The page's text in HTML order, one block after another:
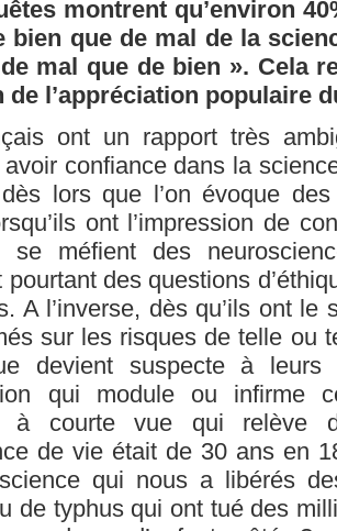
montrent qu’environ
bien que de mal de la
mal que de bien ». Cela
de l’appréciation populaire
ont un rapport très
confiance dans la
lors que l’on évoque
ont l’impression de
se méfient des
pourtant des questions
A l’inverse, dès qu’ils ont le
sur les risques de telle ou
devient suspecte à
qui module ou infirme
à courte vue qui relève
de vie était de 30 ans en
qui nous a libérés
de typhus qui ont tué des